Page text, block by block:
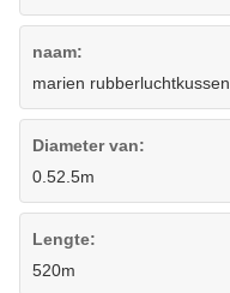
naam:
marien rubberluchtkussen
Diameter van:
0.52.5m
Lengte:
520m